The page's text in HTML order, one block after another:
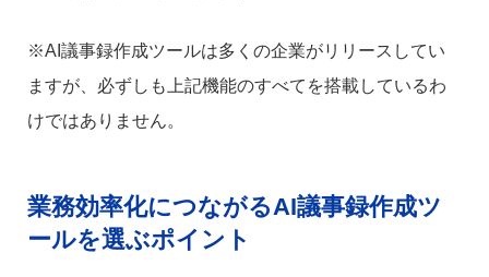
※AI議事録作成ツールは多くの企業がリリースしてい
ますが、必ずしも上記機能のすべてを搭載しているわ
けではありません。
業務効率化につながるAI議事録作成ツ
ールを選ぶポイント